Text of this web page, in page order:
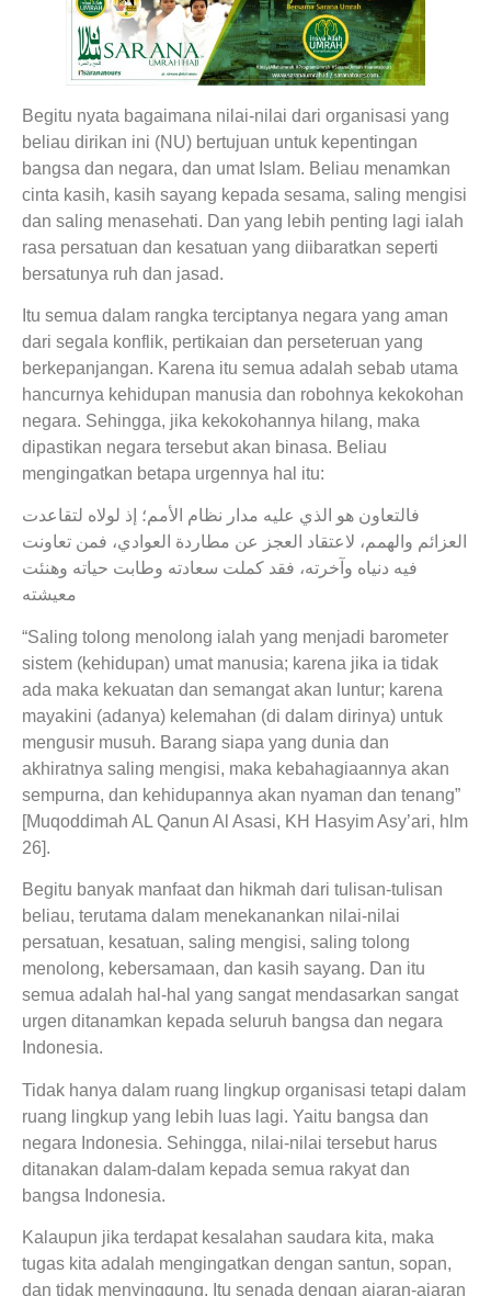
Begitu nyata bagaimana nilai-nilai dari organisasi yang
beliau dirikan ini (NU) bertujuan untuk kepentingan
bangsa dan negara, dan umat Islam. Beliau menamkan
cinta kasih, kasih sayang kepada sesama, saling mengisi
dan saling menasehati. Dan yang lebih penting lagi ialah
rasa persatuan dan kesatuan yang diibaratkan seperti
bersatunya ruh dan jasad.
Itu semua dalam rangka terciptanya negara yang aman
dari segala konflik, pertikaian dan perseteruan yang
berkepanjangan. Karena itu semua adalah sebab utama
hancurnya kehidupan manusia dan robohnya kekokohan
negara. Sehingga, jika kekokohannya hilang, maka
dipastikan negara tersebut akan binasa. Beliau
mengingatkan betapa urgennya hal itu:
فالتعاون هو الذي عليه مدار نظام الأمم؛ إذ لولاه لتقاعدت
العزائم والهمم، لاعتقاد العجز عن مطاردة العوادي، فمن تعاونت
فيه دنياه وآخرته، فقد كملت سعادته وطابت حياته وهنئت
معيشته
“Saling tolong menolong ialah yang menjadi barometer
sistem (kehidupan) umat manusia; karena jika ia tidak
ada maka kekuatan dan semangat akan luntur; karena
mayakini (adanya) kelemahan (di dalam dirinya) untuk
mengusir musuh. Barang siapa yang dunia dan
akhiratnya saling mengisi, maka kebahagiaannya akan
sempurna, dan kehidupannya akan nyaman dan tenang”
[Muqoddimah AL Qanun Al Asasi, KH Hasyim Asy’ari, hlm
26].
Begitu banyak manfaat dan hikmah dari tulisan-tulisan
beliau, terutama dalam menekanankan nilai-nilai
persatuan, kesatuan, saling mengisi, saling tolong
menolong, kebersamaan, dan kasih sayang. Dan itu
semua adalah hal-hal yang sangat mendasarkan sangat
urgen ditanamkan kepada seluruh bangsa dan negara
Indonesia.
Tidak hanya dalam ruang lingkup organisasi tetapi dalam
ruang lingkup yang lebih luas lagi. Yaitu bangsa dan
negara Indonesia. Sehingga, nilai-nilai tersebut harus
ditanakan dalam-dalam kepada semua rakyat dan
bangsa Indonesia.
Kalaupun jika terdapat kesalahan saudara kita, maka
tugas kita adalah mengingatkan dengan santun, sopan,
dan tidak menyinggung. Itu senada dengan ajaran-ajaran